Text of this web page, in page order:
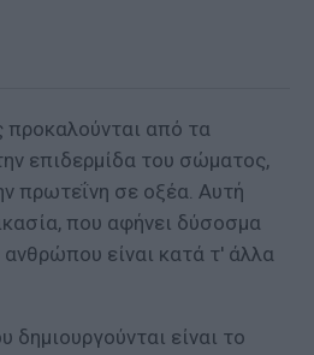
από τα
επιδερμίδα του σώματος,
πρωτεΐνη σε οξέα. Αυτή
που αφήνει δύσοσμα
είναι κατά τ' άλλα
είναι το